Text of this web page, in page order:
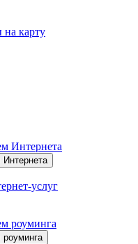
на карту
Интернета
услуг
роуминга